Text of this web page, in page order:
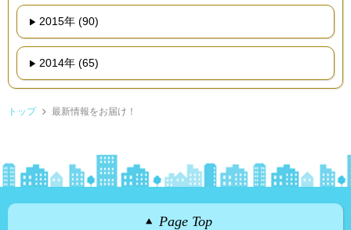
2015年 (90)
2014年 (65)
トップ 最新情報をお届け！
Page Top